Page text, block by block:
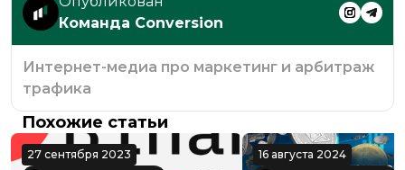
Команда Conversion
Интернет-медиа про маркетинг и арбитраж
трафика
Похожие статьи
27 сентября 2023
16 августа 2024